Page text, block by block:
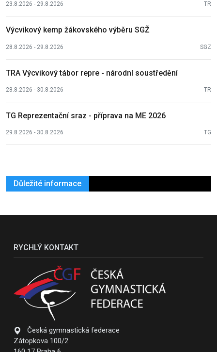
23.8.2026 - 29.8.2026 TR
Výcvikový kemp žákovského výběru SGŽ
28.8.2026 - 29.8.2026 SGZ
TRA Výcvikový tábor repre - národní soustředění
28.8.2026 - 30.8.2026 TR
TG Reprezentační sraz - příprava na ME 2026
29.8.2026 - 30.8.2026 TG
Důležité informace
RYCHLÝ KONTAKT
Česká gymnastická federace
Zátopkova 100/2